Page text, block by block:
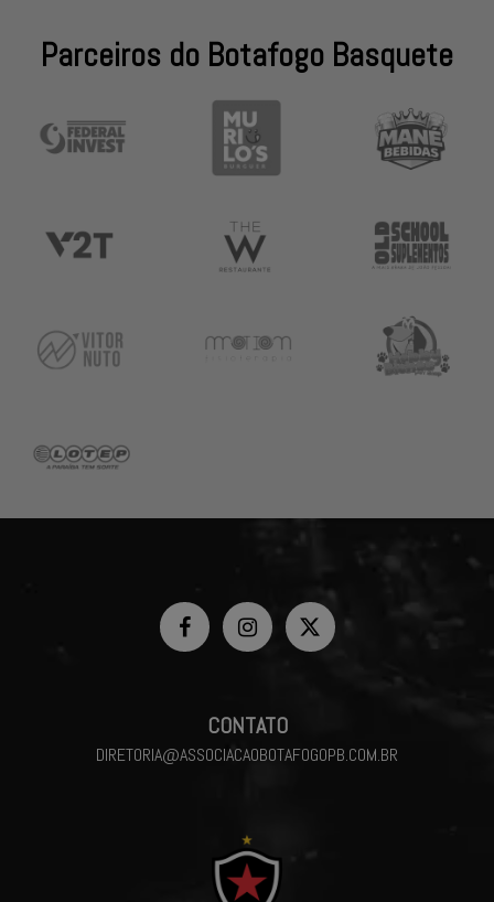
Parceiros do Botafogo Basquete
CONTATO
DIRETORIA@ASSOCIACAOBOTAFOGOPB.COM.BR